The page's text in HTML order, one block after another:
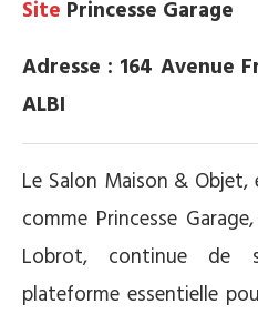
Site Princesse Garage
Adresse : 164 Avenue
ALBI
Le Salon Maison &
comme Princesse
Lobrot, continue de
plateforme essentielle